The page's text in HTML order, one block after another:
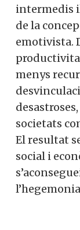
d’aquesta
té menys
clarament
és més
fonaments,
raó
intermedis
seva menor
pot dedicar